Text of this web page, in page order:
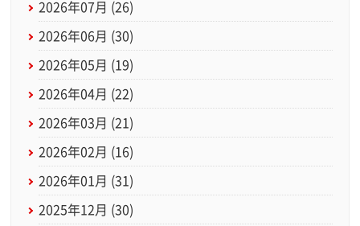
2026年07月 (26)
2026年06月 (30)
2026年05月 (19)
2026年04月 (22)
2026年03月 (21)
2026年02月 (16)
2026年01月 (31)
2025年12月 (30)